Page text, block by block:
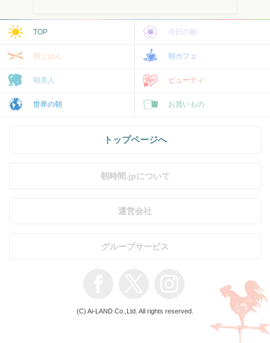
TOP 今日の朝
朝ごはん 朝カフェ
朝美人 ビューティ
世界の朝 お買いもの
トップページへ
朝時間.jpについて
運営会社
グループサービス
(C) Ai-LAND Co.,Ltd. All rights reserved.